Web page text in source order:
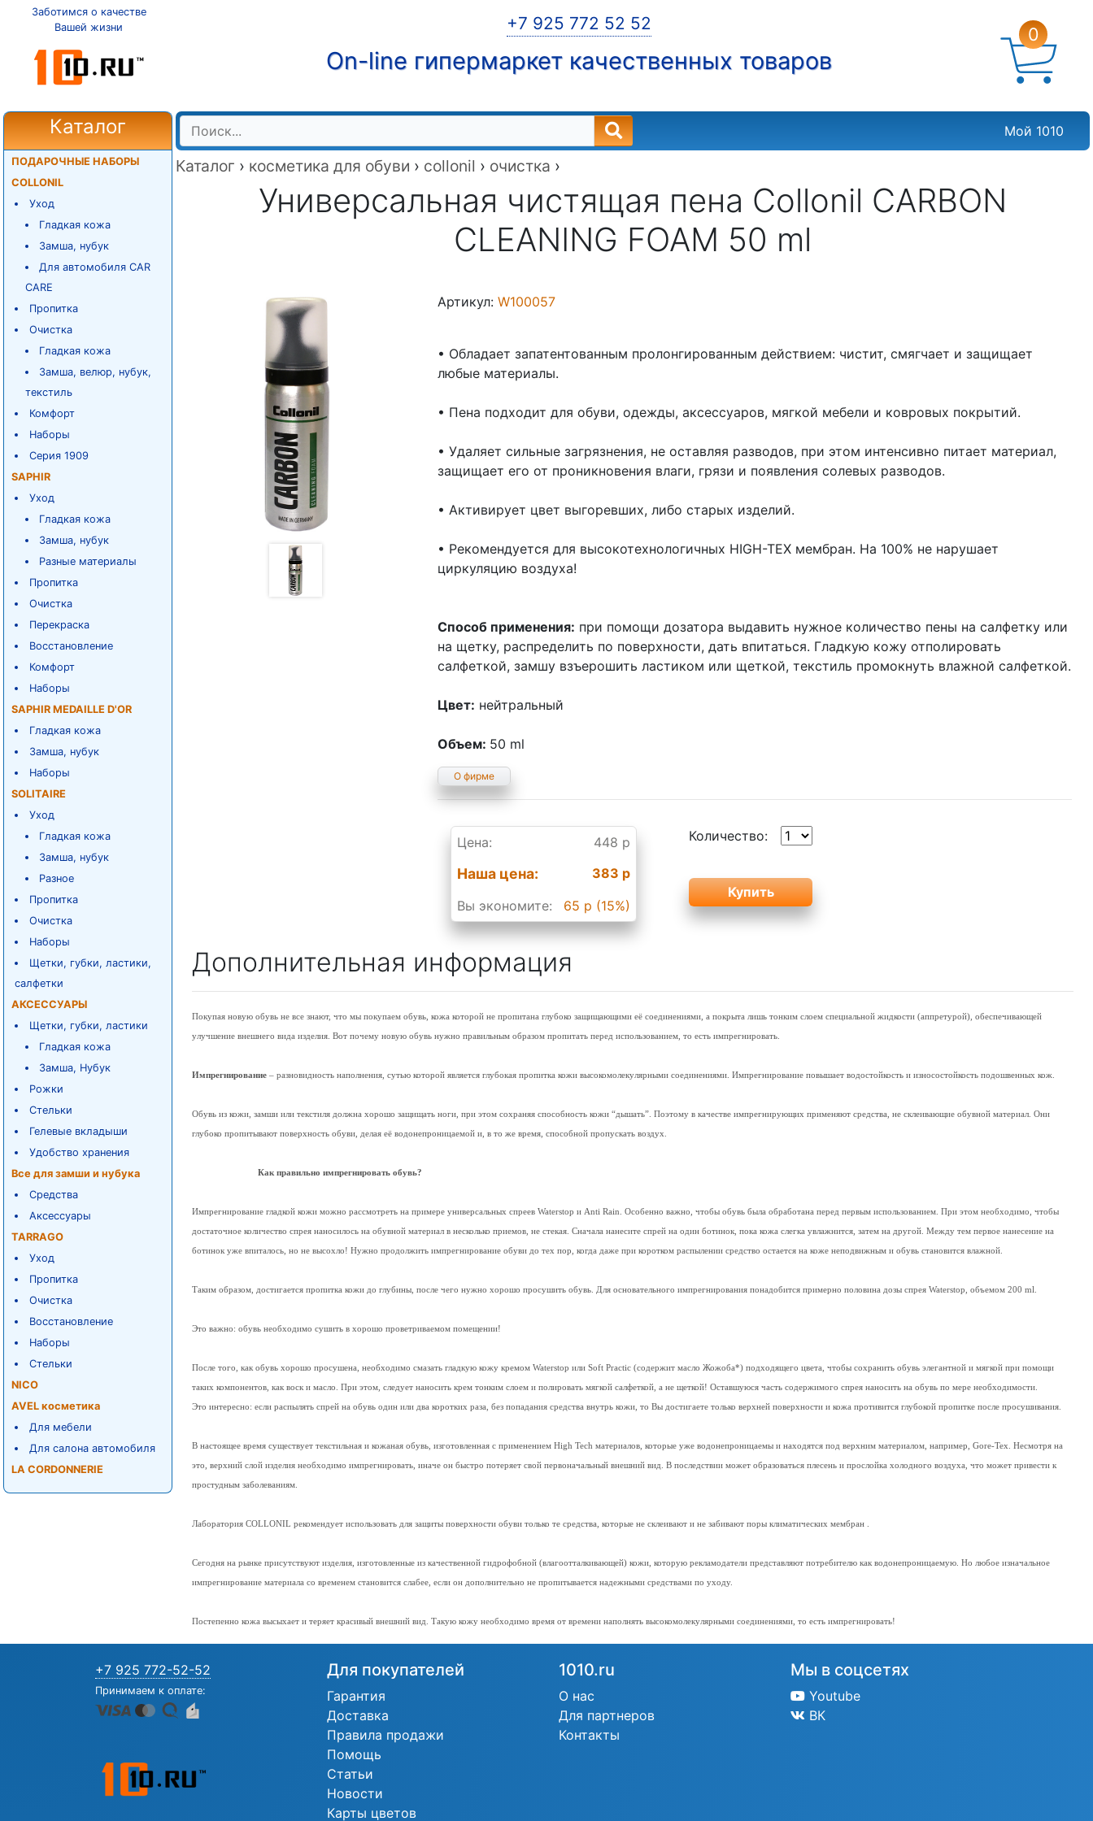
Заботимся о качестве
Вашей жизни
+7 925 772 52 52
On-line гипермаркет качественных товаров
0
Каталог
ПОДАРОЧНЫЕ НАБОРЫ
COLLONIL
Уход
Гладкая кожа
Замша, нубук
Для автомобиля CAR
CARE
Пропитка
Очистка
Гладкая кожа
Замша, велюр, нубук,
текстиль
Комфорт
Наборы
Серия 1909
SAPHIR
Уход
Гладкая кожа
Замша, нубук
Разные материалы
Пропитка
Очистка
Перекраска
Восстановление
Комфорт
Наборы
SAPHIR MEDAILLE D'OR
Гладкая кожа
Замша, нубук
Наборы
SOLITAIRE
Уход
Гладкая кожа
Замша, нубук
Разное
Пропитка
Очистка
Наборы
Щетки, губки, ластики,
салфетки
АКСЕССУАРЫ
Щетки, губки, ластики
Гладкая кожа
Замша, Нубук
Рожки
Стельки
Гелевые вкладыши
Удобство хранения
Все для замши и нубука
Средства
Аксессуары
TARRAGO
Уход
Пропитка
Очистка
Восстановление
Наборы
Стельки
NICO
AVEL косметика
Для мебели
Для салона автомобиля
LA CORDONNERIE
Мой 1010
Каталог › косметика для обуви › collonil › очистка ›
Универсальная чистящая пена Collonil CARBON
CLEANING FOAM 50 ml
Артикул:W100057
• Обладает запатентованным пролонгированным действием: чистит, смягчает и защищает
любые материалы.
• Пена подходит для обуви, одежды, аксессуаров, мягкой мебели и ковровых покрытий.
• Удаляет сильные загрязнения, не оставляя разводов, при этом интенсивно питает материал,
защищает его от проникновения влаги, грязи и появления солевых разводов.
• Активирует цвет выгоревших, либо старых изделий.
• Рекомендуется для высокотехнологичных HIGH-TEX мембран. На 100% не нарушает
циркуляцию воздуха!
Способ применения: при помощи дозатора выдавить нужное количество пены на салфетку или
на щетку, распределить по поверхности, дать впитаться. Гладкую кожу отполировать
салфеткой, замшу взъерошить ластиком или щеткой, текстиль промокнуть влажной салфеткой.
Цвет: нейтральный
Объем: 50 ml
О фирме
Цена: 448 р
Наша цена:
383 р
Вы экономите:
65 р (15%)
Количество:
Дополнительная информация
Покупая новую обувь не все знают, что мы покупаем обувь, кожа которой не пропитана глубоко защищающими её соединениями, а покрыта лишь тонким слоем специальной жидкости (аппретурой), обеспечивающей
улучшение внешнего вида изделия. Вот почему новую обувь нужно правильным образом пропитать перед использованием, то есть импрегнировать.
Импрегнирование – разновидность наполнения, сутью которой является глубокая пропитка кожи высокомолекулярными соединениями. Импрегнирование повышает водостойкость и износостойкость подошвенных кож.
Обувь из кожи, замши или текстиля должна хорошо защищать ноги, при этом сохраняя способность кожи “дышать”. Поэтому в качестве импрегнирующих применяют средства, не склеивающие обувной материал. Они
глубоко пропитывают поверхность обуви, делая её водонепроницаемой и, в то же время, способной пропускать воздух.
Как правильно импрегнировать обувь?
Импрегнирование гладкой кожи можно рассмотреть на примере универсальных спреев Waterstop и Anti Rain. Особенно важно, чтобы обувь была обработана перед первым использованием. При этом необходимо, чтобы
достаточное количество спрея наносилось на обувной материал в несколько приемов, не стекая. Сначала нанесите спрей на один ботинок, пока кожа слегка увлажнится, затем на другой. Между тем первое нанесение на
ботинок уже впиталось, но не высохло! Нужно продолжить импрегнирование обуви до тех пор, когда даже при коротком распылении средство остается на коже неподвижным и обувь становится влажной.
Таким образом, достигается пропитка кожи до глубины, после чего нужно хорошо просушить обувь. Для основательного импрегнирования понадобится примерно половина дозы спрея Waterstop, объемом 200 ml.
Это важно: обувь необходимо сушить в хорошо проветриваемом помещении!
После того, как обувь хорошо просушена, необходимо смазать гладкую кожу кремом Waterstop или Soft Practic (содержит масло Жожоба*) подходящего цвета, чтобы сохранить обувь элегантной и мягкой при помощи
таких компонентов, как воск и масло. При этом, следует наносить крем тонким слоем и полировать мягкой салфеткой, а не щеткой! Оставшуюся часть содержимого спрея наносить на обувь по мере необходимости.
Это интересно: если распылять спрей на обувь один или два коротких раза, без попадания средства внутрь кожи, то Вы достигаете только верхней поверхности и кожа противится глубокой пропитке после просушивания.
В настоящее время существует текстильная и кожаная обувь, изготовленная с применением High Tech материалов, которые уже водонепроницаемы и находятся под верхним материалом, например, Gore-Tex. Несмотря на
это, верхний слой изделия необходимо импрегнировать, иначе он быстро потеряет свой первоначальный внешний вид. В последствии может образоваться плесень и прослойка холодного воздуха, что может привести к
простудным заболеваниям.
Лаборатория COLLONIL рекомендует использовать для защиты поверхности обуви только те средства, которые не склеивают и не забивают поры климатических мембран .
Сегодня на рынке присутствуют изделия, изготовленные из качественной гидрофобной (влагоотталкивающей) кожи, которую рекламодатели представляют потребителю как водонепроницаемую. Но любое изначальное
импрегнирование материала со временем становится слабее, если он дополнительно не пропитывается надежными средствами по уходу.
Постепенно кожа высыхает и теряет красивый внешний вид. Такую кожу необходимо время от времени наполнять высокомолекулярными соединениями, то есть импрегнировать!
+7 925 772-52-52
Принимаем к оплате:
Для покупателей
Гарантия
Доставка
Правила продажи
Помощь
Статьи
Новости
Карты цветов
1010.ru
О нас
Для партнеров
Контакты
Мы в соцсетях
Youtube
ВК